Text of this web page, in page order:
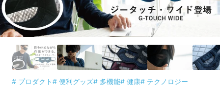
# プロダクト# 便利グッズ# 多機能# 健康# テクノロジー